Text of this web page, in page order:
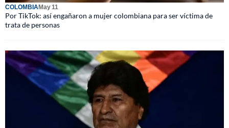
COLOMBIAMay 11
Por TikTok: así engañaron a mujer colombiana para ser víctima de
trata de personas